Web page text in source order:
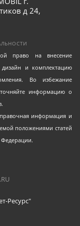
(Dk): 6.90-
4.05-4.25 мм
мм -Шаг резьбы
д 24,
право на внесение
и комплектацию
Во избежание
информацию о
информация и
положениями статей
Федерации.
Ресурс"